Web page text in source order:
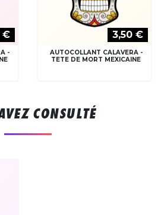
€
-
3,50 €
AUTOCOLLANT CALAVERA -
TETE DE MORT MEXICAINE
CONSULTÉ